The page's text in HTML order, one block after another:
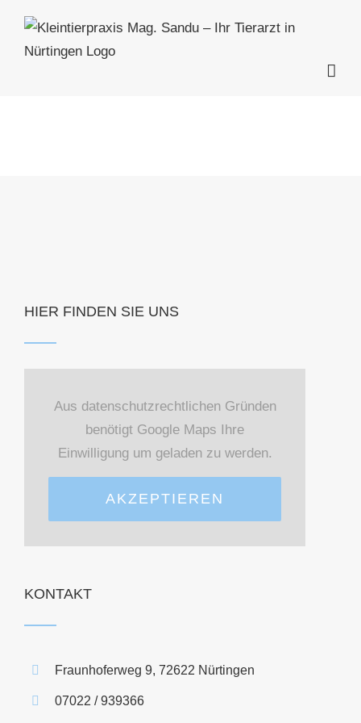
Inhalt
springen
HIER FINDEN SIE UNS
Aus datenschutzrechtlichen Gründen
benötigt Google Maps Ihre
Einwilligung um geladen zu werden.
AKZEPTIEREN
KONTAKT
Fraunhoferweg 9, 72622 Nürtingen
07022 / 939366